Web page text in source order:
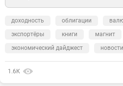
доходность облигации
экспортёры
книги магнит
экономический дайджест
новости
1.6К